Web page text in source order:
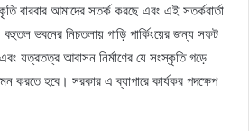
বারবার আমাদের সতর্ক করছে এবং এই সতর্কবার্তা
ভবনের নিচতলায় গাড়ি পার্কিংয়ের জন্য সফট
যত্রতত্র আবাসন নির্মাণের যে সংস্কৃতি গড়ে
করতে হবে। সরকার এ ব্যাপারে কার্যকর পদক্ষেপ